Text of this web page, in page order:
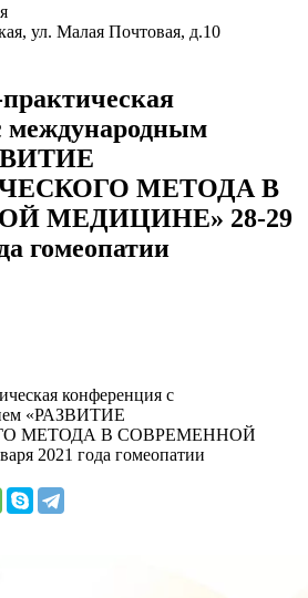
ул. Малая Почтовая, д.10
международным
МЕТОДА В
МЕДИЦИНЕ» 28-29
гомеопатии
конференция с
«РАЗВИТИЕ
МЕТОДА В СОВРЕМЕННОЙ
2021 года гомеопатии